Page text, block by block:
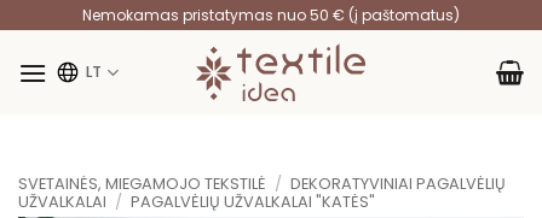
content
Nemokamas pristatymas nuo 50 € (į paštomatus)
LT
SVETAINĖS, MIEGAMOJO TEKSTILĖ / DEKORATYVINIAI PAGALVĖLIŲ
UŽVALKALAI / PAGALVĖLIŲ UŽVALKALAI "KATĖS"